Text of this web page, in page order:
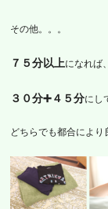
その他。。。
７５分以上になれば
３０分➕４５分にし
どちらでも都合により